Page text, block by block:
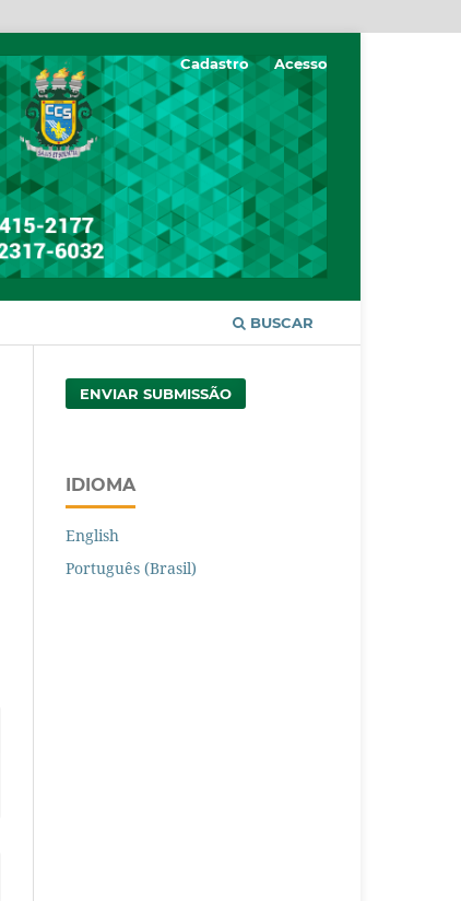
BUSCAR
Cadastro Acesso
ENVIAR SUBMISSÃO
IDIOMA
English
Português (Brasil)